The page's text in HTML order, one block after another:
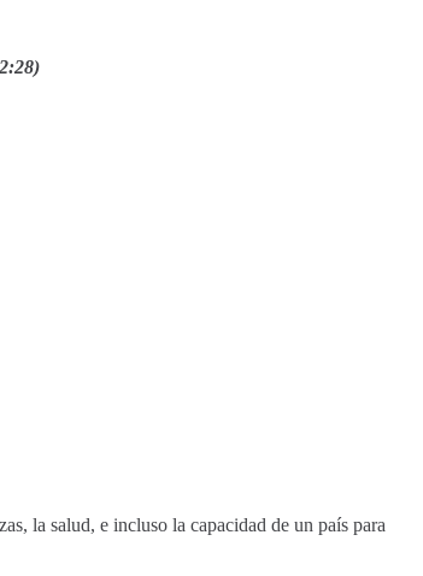
la salud, e incluso la capacidad de un país para